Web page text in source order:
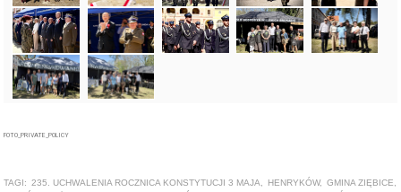
FOTO_PRIVATE_POLICY
TAGI: 235. UCHWALENIA ROCZNICA KONSTYTUCJI 3 MAJA, HENRYKÓW, GMINA ZIĘBICE,